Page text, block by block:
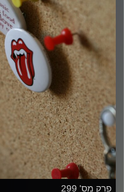
פרק מס' 299